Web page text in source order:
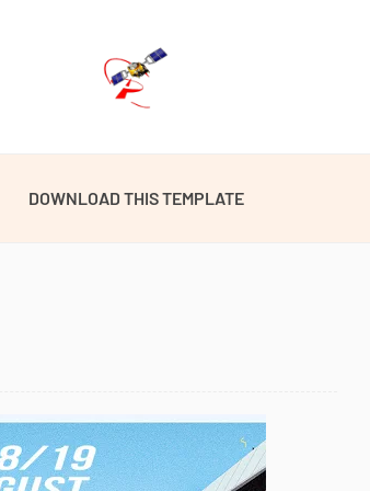
DOWNLOAD THIS TEMPLATE